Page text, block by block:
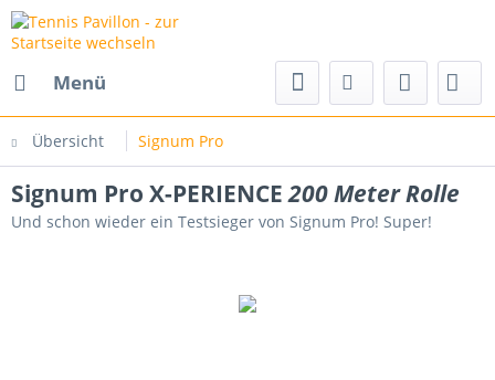
Menü
Übersicht Signum Pro
Signum Pro X-PERIENCE200 Meter Rolle
Und schon wieder ein Testsieger von Signum Pro! Super!